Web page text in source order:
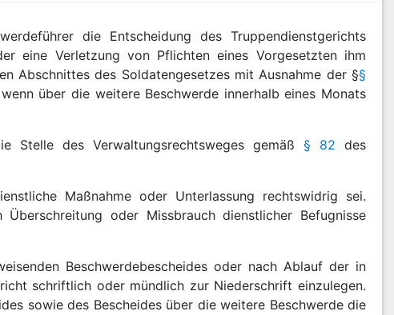
die Entscheidung des Truppendienstgerichts
eine Verletzung von Pflichten eines Vorgesetzten ihm
Abschnittes des Soldatengesetzes mit Ausnahme der §§
über die weitere Beschwerde innerhalb eines Monats
Stelle des Verwaltungsrechtsweges gemäß§ 82 des
Maßnahme oder Unterlassung rechtswidrig sei.
oder Missbrauch dienstlicher Befugnisse
Beschwerdebescheides oder nach Ablauf der in
schriftlich oder mündlich zur Niederschrift einzulegen.
sowie des Bescheides über die weitere Beschwerde die